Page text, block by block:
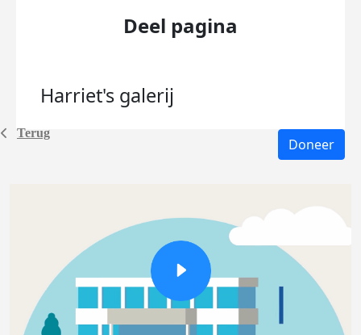
Terug
Deel pagina
Harriet's galerij
Doneer